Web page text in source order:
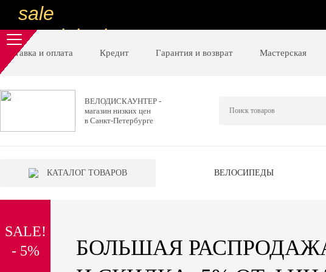
sale
special price
sale
низкие цены
вот дешево
special price
sale
надо брать
Доставка и оплата Кредит Гарантия и возврат Мастерская
ВЕЛОДИСКАУНТЕР -
магазин низких цен
в Санкт-Петербурге
КАТАЛОГ ТОВАРОВ ВЕЛОСИПЕДЫ
SALE!
- 5%
БОЛЬШАЯ